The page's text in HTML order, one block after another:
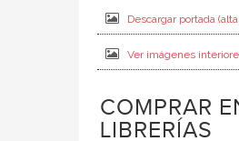
Descargar portada
Ver imágenes
COMPRAR
LIBRERÍAS